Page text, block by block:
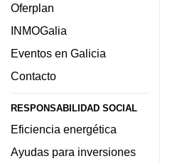
Oferplan
INMOGalia
Eventos en Galicia
Contacto
RESPONSABILIDAD SOCIAL
Eficiencia energética
Ayudas para inversiones